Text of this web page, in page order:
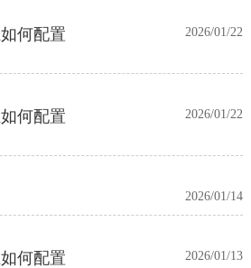
何配置
2026/01/22
何配置
2026/01/22
2026/01/14
何配置
2026/01/13